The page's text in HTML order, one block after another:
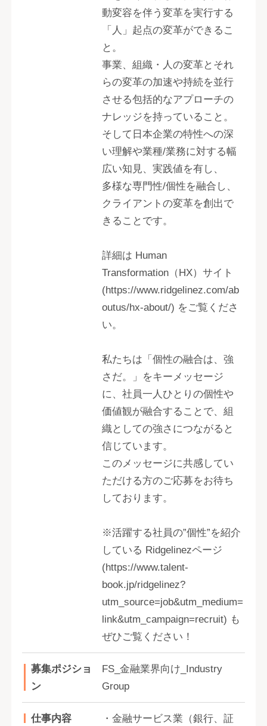
動変容を伴う変革を実行する
「人」起点の変革ができるこ
と。
事業、組織・人の変革とそれ
らの変革の加速や持続を並行
させる包括的なアプローチの
ナレッジを持っていること。
そして日本企業の特性への深
い理解や業種/業務に対する幅
広い知見、実践値を有し、
多様な専門性/個性を融合し、
クライアントの変革を創出で
きることです。
詳細は Human
Transformation（HX）サイト
(https://www.ridgelinez.com/ab
outus/hx-about/) をご覧くださ
い。
私たちは「個性の融合は、強
さだ。」をキーメッセージ
に、社員一人ひとりの個性や
価値観が融合することで、組
織としての強さにつながると
信じています。
このメッセージに共感してい
ただける方のご応募をお待ち
しております。
※活躍する社員の”個性”を紹介
している Ridgelinezページ
(https://www.talent-
book.jp/ridgelinez?
utm_source=job&utm_medium=
link&utm_campaign=recruit) も
ぜひご覧ください！
募集ポジショ
ン
FS_金融業界向け_Industry
Group
仕事内容
・金融サービス業（銀行、証